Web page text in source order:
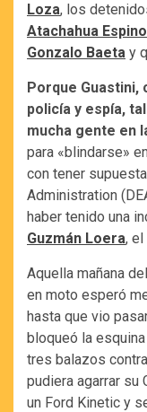
Loza, los
Atachahua
Gonzalo Baeta y
Porque
policía y espía,
mucha gente en
para «blindarse»
con tener
Administration
haber tenido una
Guzmán Loera, el
Aquella mañana
en moto esperó
hasta que vio
bloqueó la
tres balazos
pudiera agarrar su
un Ford Kinetic y